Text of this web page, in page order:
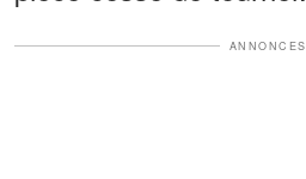
ANNONCES